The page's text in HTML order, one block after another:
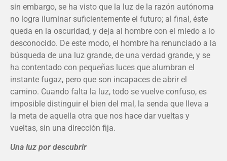
sin embargo, se ha visto que la luz de la razón autónoma
no logra iluminar suficientemente el futuro; al final, éste
queda en la oscuridad, y deja al hombre con el miedo a lo
desconocido. De este modo, el hombre ha renunciado a la
búsqueda de una luz grande, de una verdad grande, y se
ha contentado con pequeñas luces que alumbran el
instante fugaz, pero que son incapaces de abrir el
camino. Cuando falta la luz, todo se vuelve confuso, es
imposible distinguir el bien del mal, la senda que lleva a
la meta de aquella otra que nos hace dar vueltas y
vueltas, sin una dirección fija.
Una luz por descubrir